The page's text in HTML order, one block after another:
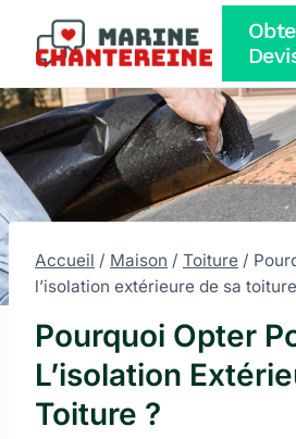
contenu
Accueil / Maison / Toiture /
l’isolation extérieure de sa
Pourquoi Opter
L’isolation
Toiture ?